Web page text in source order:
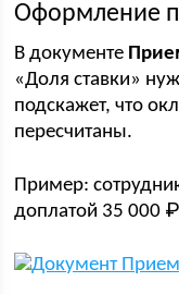
Оформление
В документе
«Доля ставки»
подскажет, что
пересчитаны.
Пример:
доплатой 35 000